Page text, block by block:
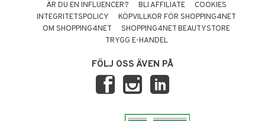
ÄR DU EN INFLUENCER?
BLI AFFILIATE
COOKIES
INTEGRITETSPOLICY
KÖPVILLKOR FÖR SHOPPING4NET
OM SHOPPING4NET
SHOPPING4NET BEAUTYSTORE
TRYGG E-HANDEL
FÖLJ OSS ÄVEN PÅ